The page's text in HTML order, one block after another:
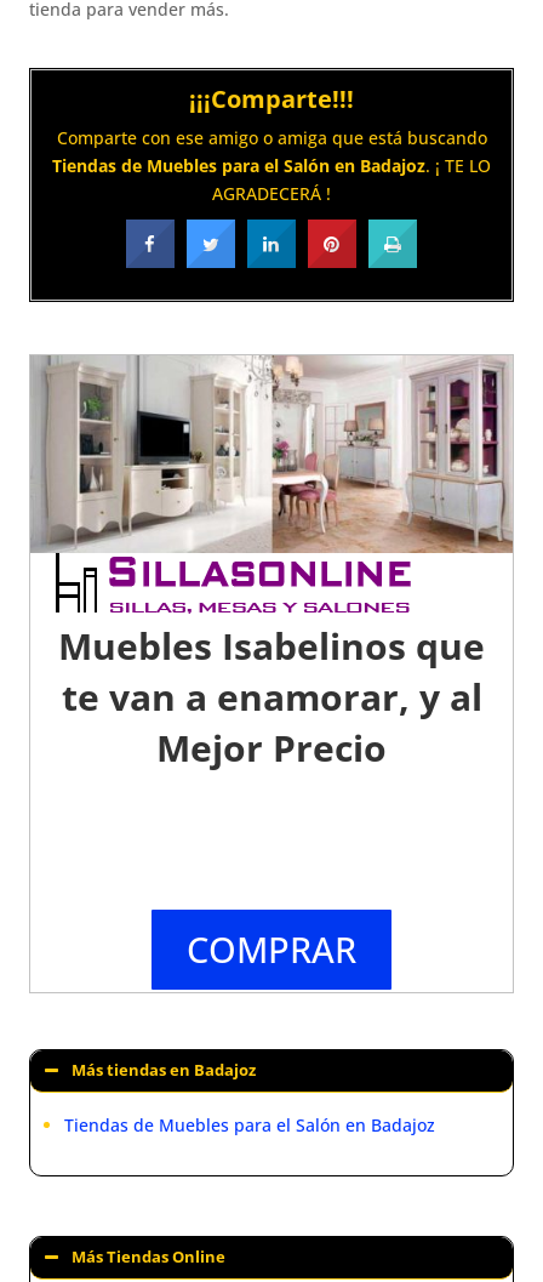
tienda para vender más.
¡¡¡Comparte!!!
Comparte con ese amigo o amiga que está buscando
Tiendas de Muebles para el Salón en Badajoz. ¡ TE LO
AGRADECERÁ !
Muebles Isabelinos que
te van a enamorar, y al
Mejor Precio
COMPRAR
Más tiendas en Badajoz
Tiendas de Muebles para el Salón en Badajoz
Más Tiendas Online